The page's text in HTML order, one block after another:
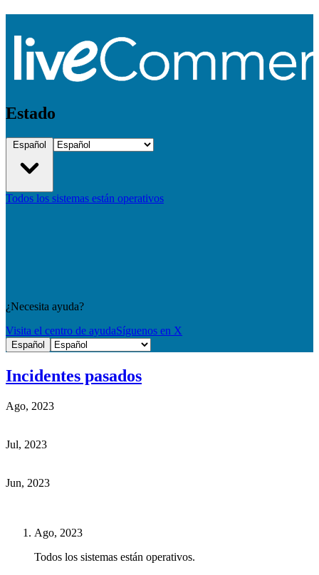
Estado
Español
Todos los sistemas están operativos
¿Necesita ayuda?
Visita el centro de ayudaSíguenos en X
Español
Incidentes pasados
Ago, 2023
Jul, 2023
Jun, 2023
Ago, 2023
Todos los sistemas están operativos.